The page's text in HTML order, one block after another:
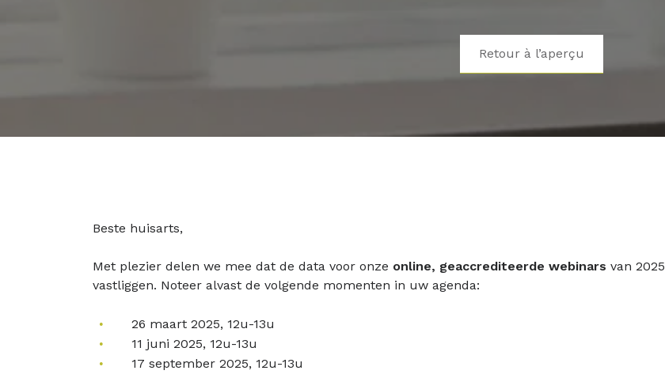
Retour à l’aperçu
Beste huisarts,
Met plezier delen we mee dat de data voor onze online, geaccrediteerde webinars van 2025
vastliggen. Noteer alvast de volgende momenten in uw agenda:
26 maart 2025, 12u-13u
11 juni 2025, 12u-13u
17 september 2025, 12u-13u